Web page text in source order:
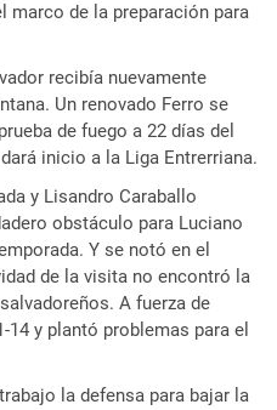
marco de la preparación para
recibía nuevamente
Un renovado Ferro se
de fuego a 22 días del
inicio a la Liga Entrerriana.
y Lisandro Caraballo
obstáculo para Luciano
Y se notó en el
de la visita no encontró la
A fuerza de
y plantó problemas para el
la defensa para bajar la